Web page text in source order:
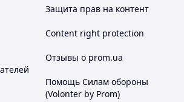
Защита прав на контент
Content right protection
Отзывы о prom.ua
Помощь Силам обороны
(Volonter by Prom)